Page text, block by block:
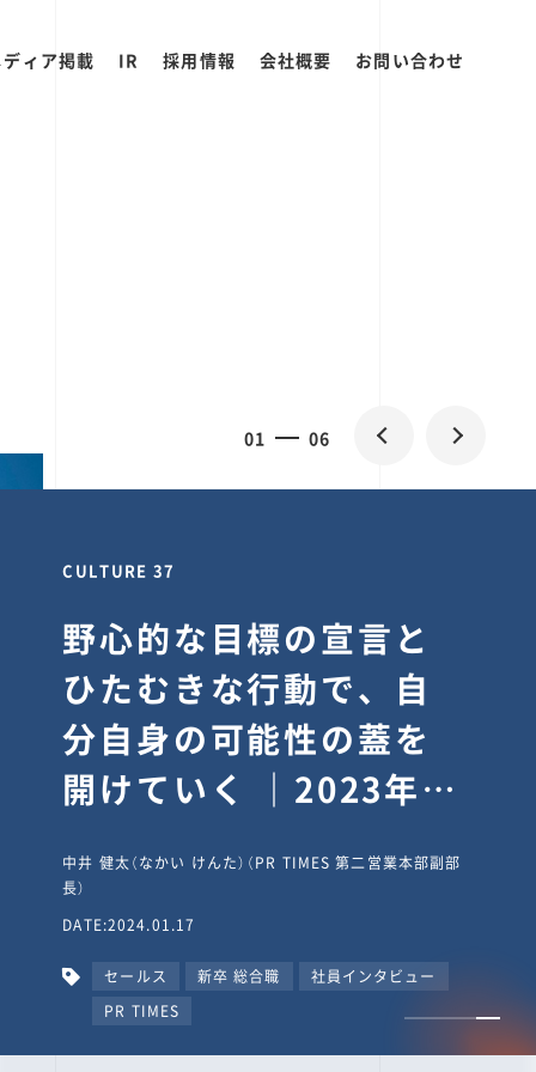
ィア掲載 IR 採用情報 会社概要 お問い合わせ
01 06